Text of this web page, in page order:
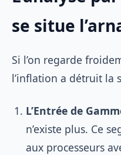
se situe
Si l’on regarde
l’inflation a détruit la
L’Entrée de
n’existe plus. Ce
aux processeurs